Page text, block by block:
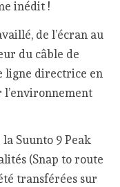
inédit !
de l’écran au
du câble de
ligne directrice en
Suunto 9 Peak
(Snap to route
transférées sur